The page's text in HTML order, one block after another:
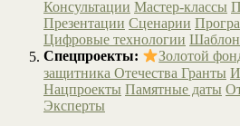
Консультации Мастер-классы
Презентации Сценарии
Цифровые технологии
Спецпроекты:
Золотой
защитника Отечества Гранты
Нацпроекты Памятные даты
Эксперты